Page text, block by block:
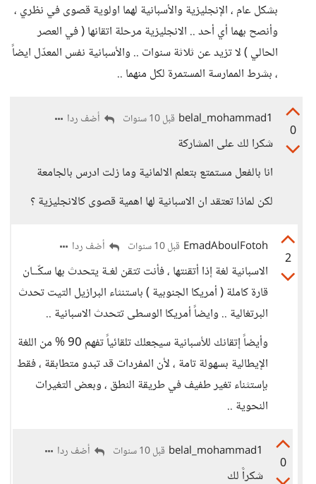
بشكل عام ، الإنجليزية والأسبانية لهما اولوية قصوى في نظري ،
وأنصح بهما أي أحد .. الانجليزية مرحلة اتقانها ( في العصر
الحالي ) لا تزيد عن ثلاثة سنوات .. والأسبانية نفس المعدّل ايضاً
، بشرط الممارسة المستمرة لكل منهما ..
0
belal_mohammad1 قبل 10 سنوات أضف ردا
شكرا لك على المشاركة
انا بالفعل مستمتع بتعلم الالمانية وما زلت ادرس بالجامعة
لكن لماذا تعتقد ان الاسبانية لها اهمية قصوى كالانجليزية ؟
2
EmadAboulFotoh قبل 10 سنوات أضف ردا
الاسبانية لغة إذا أتقنتها ، فأنت تتقن لغـة يتحدث بها سكّــان
قارة كاملة ( أمريكا الجنوبية ) باستنثاء البرازيل التيت تحدث
البرتغالية .. وايضاً أمريكا الوسطى تتحدث الاسبانية ..
وأيضاً إتقانك للأسبانية سيجعلك تلقائياً تفهم 90 % من اللغة
الإيطالية بسهولة تامة ، لأن المفردات قد تبدو متطابقة ، فقط
بإستثناء تغير طفيف في طريقة النطق ، وبعض التغيرات
النحوية ..
0
belal_mohammad1 قبل 10 سنوات أضف ردا
شكراََ لك